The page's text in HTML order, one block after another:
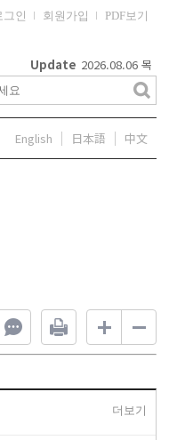
그인 회원가입 PDF보기
Update 2026.08.06 목
English 日本語 中文
더보기